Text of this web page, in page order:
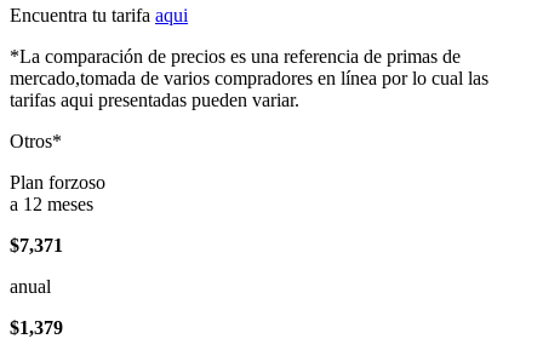
Encuentra tu tarifa aqui
*La comparación de precios es una referencia de primas de
mercado,tomada de varios compradores en línea por lo cual las
tarifas aqui presentadas pueden variar.
Otros*
Plan forzoso
a 12 meses
$7,371
anual
$1,379